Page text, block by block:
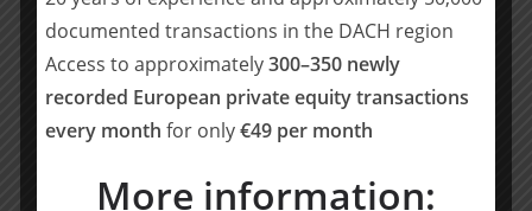
Tradition“ folgend, investiert Serafin in Unternehmen,
um diese im Einklang mit allen Interessensgruppen
weiterzuentwickeln. Die Gruppenunternehmen erzielen
in Summe einen Umsatz von über 1 Mrd. Euro und
beschäftigen mehr als 5.000 Mitarbeiter.
Teilen mit:
documented transactions in the DACH region
Access to approximately300–350 newly
recorded European private equity transactions
every month for only€49 per month
More information: